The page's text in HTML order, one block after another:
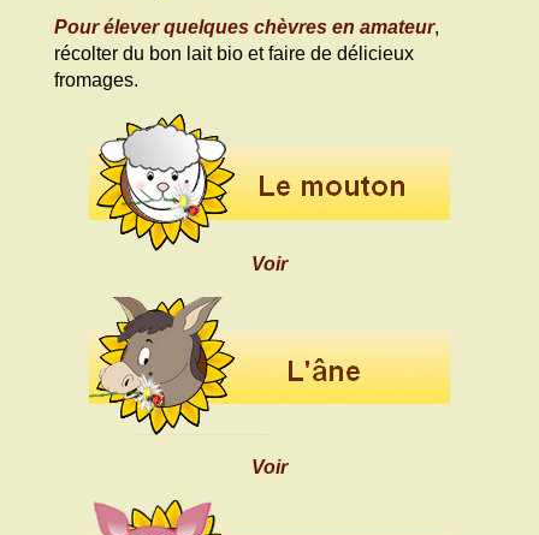
Pour élever quelques chèvres en amateur,
récolter du bon lait bio et faire de délicieux
fromages.
Voir
Voir